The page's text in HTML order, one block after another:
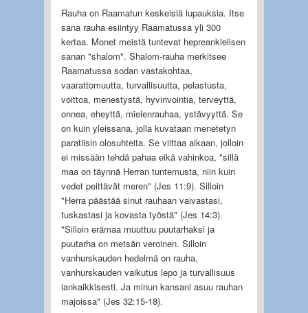
Rauha on Raamatun keskeisiä lupauksia. Itse
sana rauha esiintyy Raamatussa yli 300
kertaa. Monet meistä tuntevat hepreankielisen
sanan "shalom". Shalom-rauha merkitsee
Raamatussa sodan vastakohtaa,
vaarattomuutta, turvallisuutta, pelastusta,
voittoa, menestystä, hyvinvointia, terveyttä,
onnea, eheyttä, mielenrauhaa, ystävyyttä. Se
on kuin yleissana, jolla kuvataan menetetyn
paratiisin olosuhteita. Se viittaa aikaan, jolloin
ei missään tehdä pahaa eikä vahinkoa, "sillä
maa on täynnä Herran tuntemusta, niin kuin
vedet peittävät meren" (Jes 11:9). Silloin
"Herra päästää sinut rauhaan vaivastasi,
tuskastasi ja kovasta työstä" (Jes 14:3).
"Silloin erämaa muuttuu puutarhaksi ja
puutarha on metsän veroinen. Silloin
vanhurskauden hedelmä on rauha,
vanhurskauden vaikutus lepo ja turvallisuus
iankaikkisesti. Ja minun kansani asuu rauhan
majoissa" (Jes 32:15-18).